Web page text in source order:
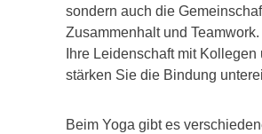
sondern auch die
Zusammenhalt und
Ihre Leidenschaft mit Kollegen
stärken Sie die Bindung
Beim Yoga gibt es